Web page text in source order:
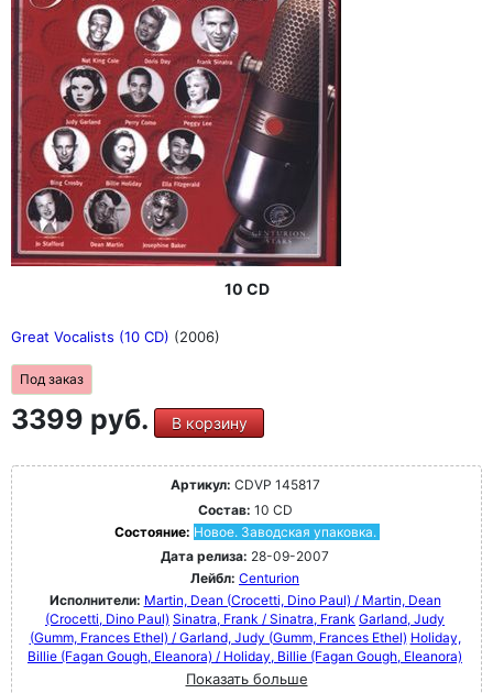
10 CD
Great Vocalists (10 CD) (2006)
Под заказ
3399 руб. В корзину
Артикул: CDVP 145817
Состав: 10 CD
Состояние: Новое. Заводская упаковка.
Дата релиза: 28-09-2007
Лейбл: Centurion
Исполнители: Martin, Dean (Crocetti, Dino Paul) / Martin, Dean
(Crocetti, Dino Paul) Sinatra, Frank / Sinatra, Frank Garland, Judy
(Gumm, Frances Ethel) / Garland, Judy (Gumm, Frances Ethel) Holiday,
Billie (Fagan Gough, Eleanora) / Holiday, Billie (Fagan Gough, Eleanora)
Показать больше